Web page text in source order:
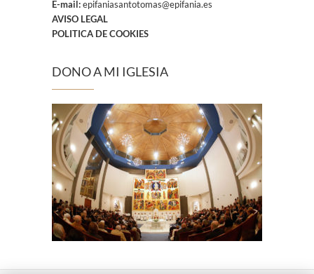
E-mail:epifaniasantotomas@epifania.es
AVISO LEGAL
POLITICA DE COOKIES
DONO A MI IGLESIA